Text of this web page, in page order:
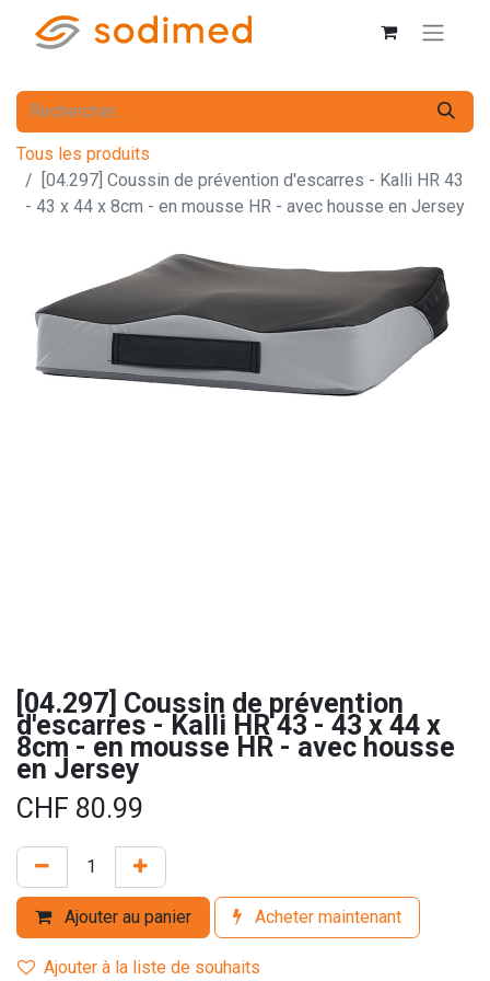
Tous les produits
[04.297] Coussin de prévention d'escarres - Kalli HR 43
- 43 x 44 x 8cm - en mousse HR - avec housse en Jersey
[04.297] Coussin de prévention
d'escarres - Kalli HR 43 - 43 x 44 x
8cm - en mousse HR - avec housse
en Jersey
CHF 80.99
Ajouter au panier Acheter maintenant
Ajouter à la liste de souhaits